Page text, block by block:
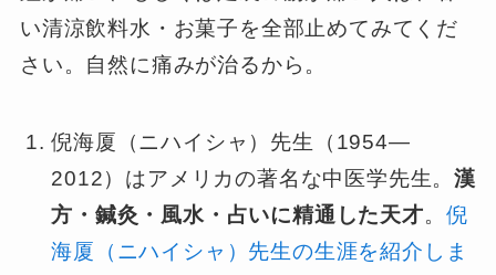
い清涼飲料水・お菓子を全部止めてみてくだ
さい。自然に痛みが治るから。
倪海厦（ニハイシャ）先生（1954—
2012）はアメリカの著名な中医学先生。漢
方・鍼灸・風水・占いに精通した天才。 倪
海厦（ニハイシャ）先生の生涯を紹介しま